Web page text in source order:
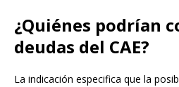
¿Quiénes podrían
deudas del CAE?
La indicación especifica que la